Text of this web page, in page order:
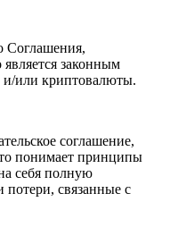
Соглашения,
является законным
и/или криптовалюты.
соглашение,
понимает принципы
себя полную
потери, связанные с